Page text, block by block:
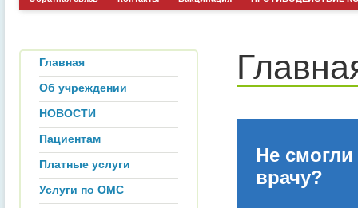
Главная
Об учреждении
НОВОСТИ
Пациентам
Платные услуги
Услуги по ОМС
Не смогли
врачу?